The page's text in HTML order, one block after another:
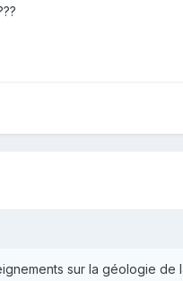
sur la géologie